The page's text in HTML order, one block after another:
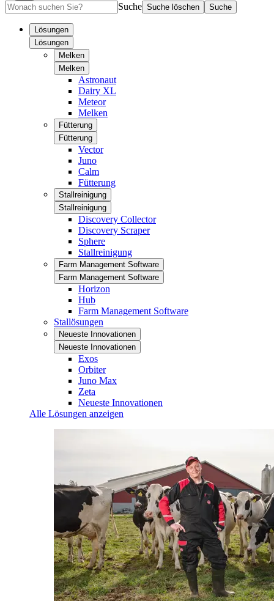
Suche Suche löschen Suche
Lösungen
Lösungen
Melken
Melken
Astronaut
Dairy XL
Meteor
Melken
Fütterung
Fütterung
Vector
Juno
Calm
Fütterung
Stallreinigung
Stallreinigung
Discovery Collector
Discovery Scraper
Sphere
Stallreinigung
Farm Management Software
Farm Management Software
Horizon
Hub
Farm Management Software
Stallösungen
Neueste Innovationen
Neueste Innovationen
Exos
Orbiter
Juno Max
Zeta
Neueste Innovationen
Alle Lösungen anzeigen